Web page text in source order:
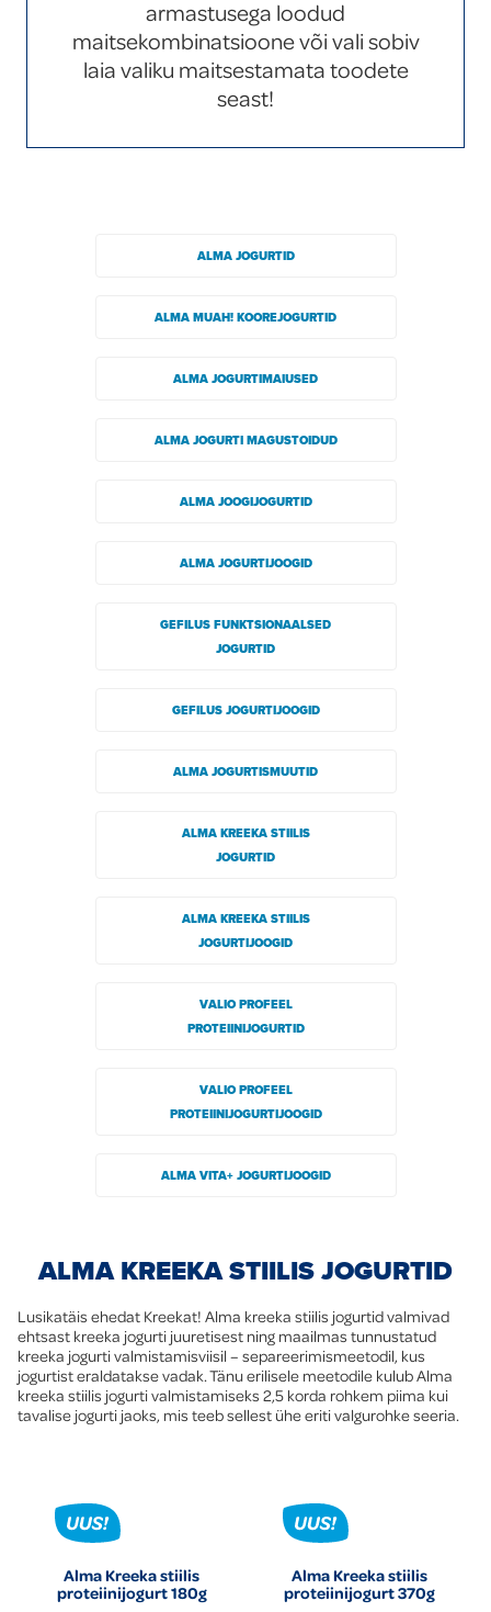
Global
armastusega loodud
maitsekombinatsioone või vali sobiv
laia valiku maitsestamata toodete
seast!
ALMA JOGURTID
ALMA MUAH! KOOREJOGURTID
ALMA JOGURTIMAIUSED
ALMA JOGURTI MAGUSTOIDUD
ALMA JOOGIJOGURTID
ALMA JOGURTIJOOGID
GEFILUS FUNKTSIONAALSED
JOGURTID
GEFILUS JOGURTIJOOGID
ALMA JOGURTISMUUTID
ALMA KREEKA STIILIS
JOGURTID
ALMA KREEKA STIILIS
JOGURTIJOOGID
VALIO PROFEEL
PROTEIINIJOGURTID
VALIO PROFEEL
PROTEIINIJOGURTIJOOGID
ALMA VITA+ JOGURTIJOOGID
ALMA KREEKA STIILIS JOGURTID
Lusikatäis ehedat Kreekat! Alma kreeka stiilis jogurtid valmivad
ehtsast kreeka jogurti juuretisest ning maailmas tunnustatud
kreeka jogurti valmistamisviisil – separeerimismeetodil, kus
jogurtist eraldatakse vadak. Tänu erilisele meetodile kulub Alma
kreeka stiilis jogurti valmistamiseks 2,5 korda rohkem piima kui
tavalise jogurti jaoks, mis teeb sellest ühe eriti valgurohke seeria.
Alma Kreeka stiilis
proteiinijogurt 180g
Alma Kreeka stiilis
proteiinijogurt 370g